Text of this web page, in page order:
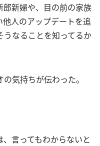
郎新婦や、目の前の家族
人のアップデートを追
うなることを知ってるか
気持ちが伝わった。
言ってもわからないと